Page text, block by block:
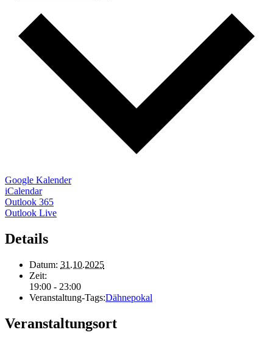
Google Kalender
iCalendar
Outlook 365
Outlook Live
Details
Datum: 31.10.2025
Zeit:
19:00 - 23:00
Veranstaltung-Tags:Dähnepokal
Veranstaltungsort